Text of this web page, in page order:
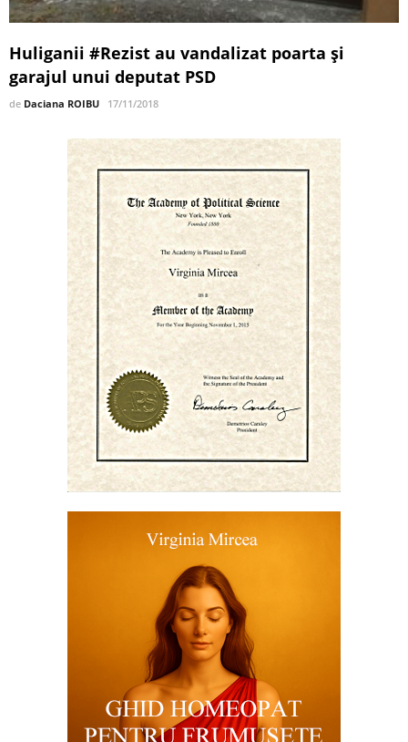
Huliganii #Rezist au vandalizat poarta și
garajul unui deputat PSD
de Daciana ROIBU 17/11/2018